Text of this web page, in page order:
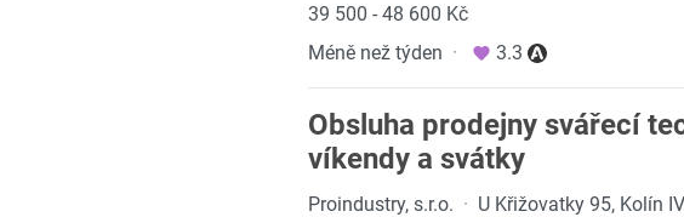
39 500 - 48 600 Kč
Méně než týden · 3.3
Obsluha prodejny svářecí
víkendy a svátky
Proindustry, s.r.o. · U Křižovatky 95, Kolín IV